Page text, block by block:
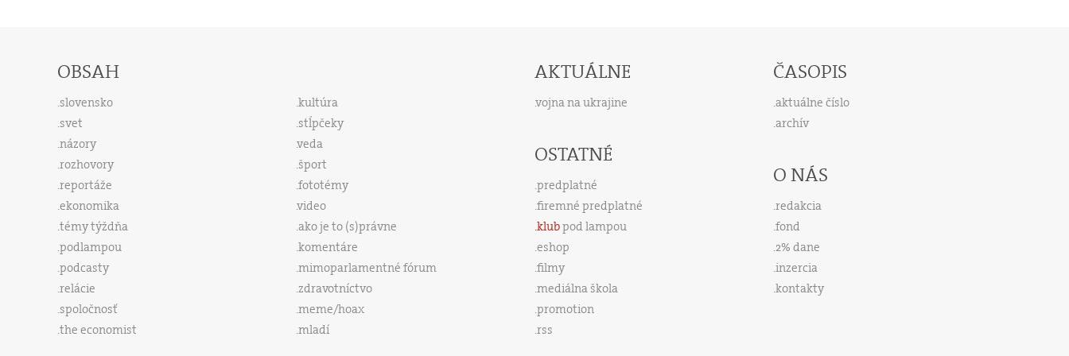
OBSAH
slovensko
svet
názory
rozhovory
reportáže
ekonomika
témy týždňa
podlampou
podcasty
relácie
spoločnosť
the economist
kultúra
stĺpčeky
veda
šport
fototémy
video
ako je to (s)právne
komentáre
mimoparlamentné fórum
zdravotníctvo
meme/hoax
mladí
AKTUÁLNE
vojna na ukrajine
OSTATNÉ
predplatné
firemné predplatné
klubpod lampou
eshop
filmy
mediálna škola
promotion
rss
ČASOPIS
aktuálne číslo
archív
O NÁS
redakcia
fond
2% dane
inzercia
kontakty